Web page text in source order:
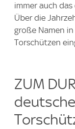
immer auch
Über die
große Namen
Torschützen
ZUM